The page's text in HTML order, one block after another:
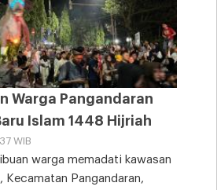
Warga Pangandaran
Islam 1448 Hijriah
WIB
warga memadati kawasan
Kecamatan Pangandaran,